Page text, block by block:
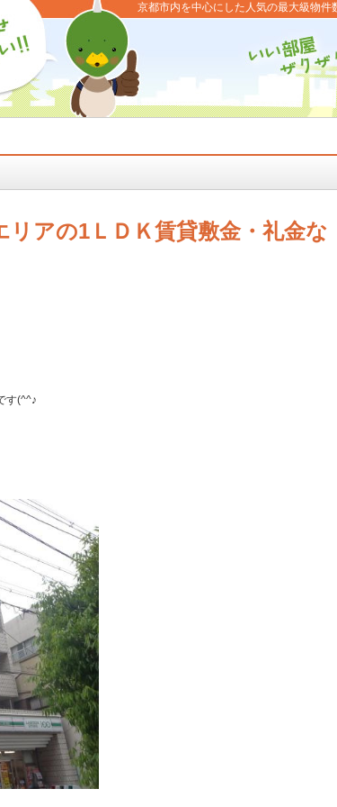
京都市内を中心にした人気の最大級物
リアの1ＬＤＫ賃貸敷金・礼金な
す(^^♪